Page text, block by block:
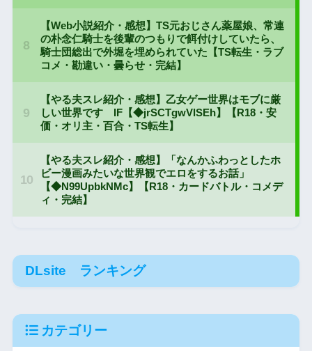
DLsite ランキング
カテゴリー